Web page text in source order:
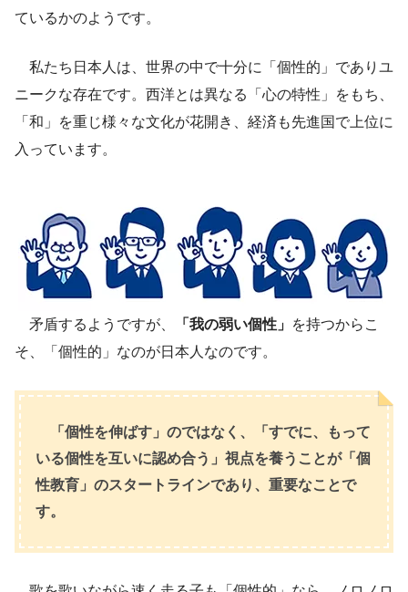
ているかのようです。
私たち日本人は、世界の中で十分に「個性的」でありユ
ニークな存在です。西洋とは異なる「心の特性」をもち、
「和」を重じ様々な文化が花開き、経済も先進国で上位に
入っています。
矛盾するようですが、 「我の弱い個性」 を持つからこ
そ、「個性的」なのが日本人なのです。
「個性を伸ばす」のではなく、「すでに、もって
いる個性を互いに認め合う」視点を養うことが「個
性教育」のスタートラインであり、重要なことで
す。